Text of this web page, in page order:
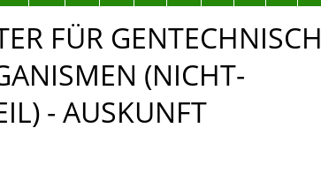
FÜR GENTECHNISCH
(NICHT-
- AUSKUNFT